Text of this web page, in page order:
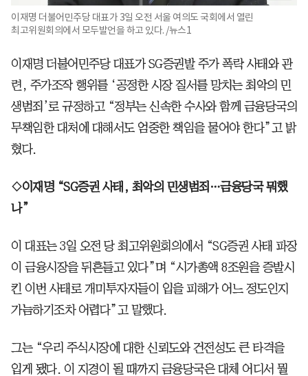
이재명 더불어민주당 대표가 3일 오전 서울 여의도 국회에서 열린
최고위원회의에서 모두발언을 하고 있다. /뉴스1
이재명 더불어민주당 대표가 SG증권발 주가 폭락 사태와 관
련, 주가조작 행위를 ‘공정한 시장 질서를 망치는 최악의 민
생범죄’로 규정하고 “정부는 신속한 수사와 함께 금융당국의
무책임한 대처에 대해서도 엄중한 책임을 물어야 한다”고 밝
혔다.
◇이재명 “SG증권 사태, 최악의 민생범죄…금융당국 뭐했
나”
이 대표는 3일 오전 당 최고위원회의에서 “SG증권 사태 파장
이 금융시장을 뒤흔들고 있다”며 “시가총액 8조원을 증발시
킨 이번 사태로 개미투자자들이 입을 피해가 어느 정도인지
가늠하기조차 어렵다”고 말했다.
그는 “우리 주식시장에 대한 신뢰도와 건전성도 큰 타격을
입게 됐다. 이 지경이 될 때까지 금융당국은 대체 어디서 뭘